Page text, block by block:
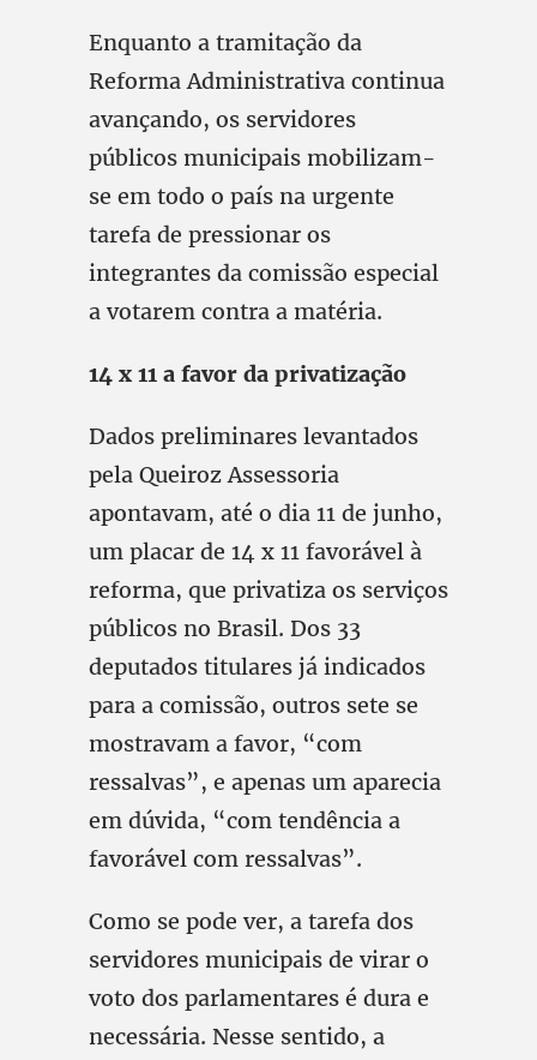
Enquanto a tramitação da
Reforma Administrativa continua
avançando, os servidores
públicos municipais mobilizam-
se em todo o país na urgente
tarefa de pressionar os
integrantes da comissão especial
a votarem contra a matéria.
14 x 11 a favor da privatização
Dados preliminares levantados
pela Queiroz Assessoria
apontavam, até o dia 11 de junho,
um placar de 14 x 11 favorável à
reforma, que privatiza os serviços
públicos no Brasil. Dos 33
deputados titulares já indicados
para a comissão, outros sete se
mostravam a favor, “com
ressalvas”, e apenas um aparecia
em dúvida, “com tendência a
favorável com ressalvas”.
Como se pode ver, a tarefa dos
servidores municipais de virar o
voto dos parlamentares é dura e
necessária. Nesse sentido, a